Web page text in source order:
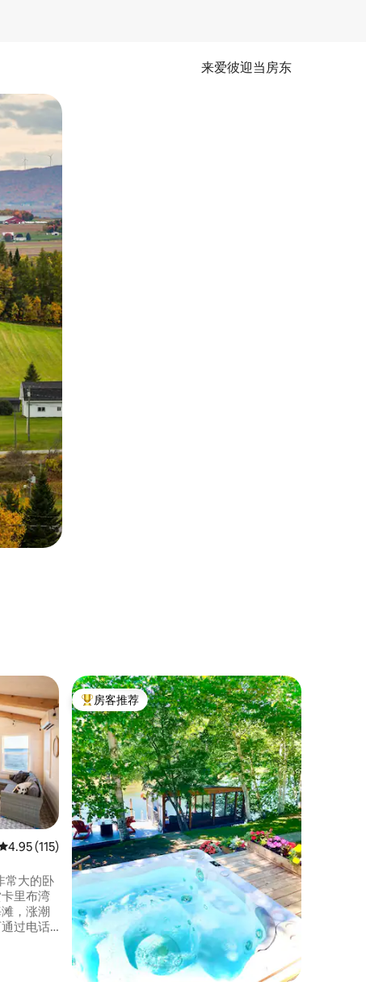
来爱彼迎当房东
均评分 4.95 分（满分 5 分），共 115 条评价
4.95 (115)
常大的卧
里布湾
，涨潮
过电话
热门「房客推荐」
房客推荐